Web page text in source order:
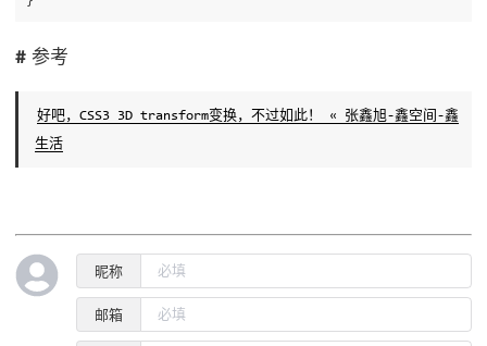
参考
好吧，CSS3 3D transform变换，不过如此！ « 张鑫旭-鑫空间-鑫
生活
昵称
邮箱